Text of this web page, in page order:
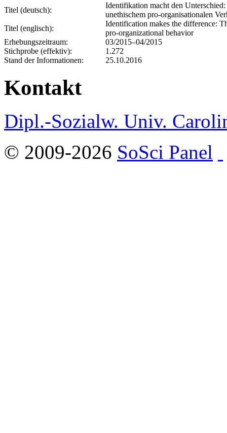
Titel (deutsch):
Identifikation macht den
unethischem pro-organisationalen
Titel (englisch):
Identification makes the difference:
pro-organizational behavior
Erhebungszeitraum:
03/2015–04/2015
Stichprobe (effektiv):
1.272
Stand der Informationen:
25.10.2016
Kontakt
Dipl.-Sozialw. Univ.
© 2009-2026 SoSci Panel